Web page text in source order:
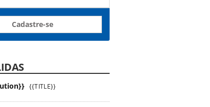
Cadastre-se
{{TITLE}}